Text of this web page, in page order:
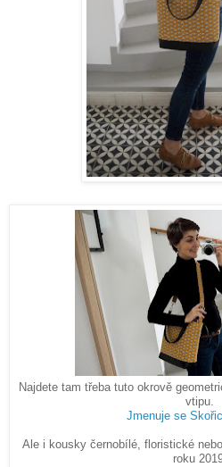
Najdete tam třeba tuto okrově
vtipu.
Jmenuje se
Ale i kousky černobílé, floristické
roku